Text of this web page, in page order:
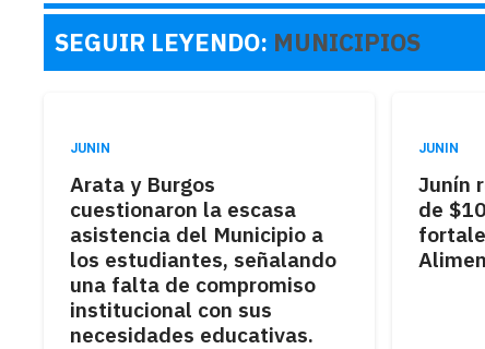
SEGUIR LEYENDO: MUNICIPIOS
JUNIN
Arata y Burgos
cuestionaron la escasa
asistencia del Municipio a
los estudiantes, señalando
una falta de compromiso
institucional con sus
necesidades educativas.
JUNIN
Junín
de